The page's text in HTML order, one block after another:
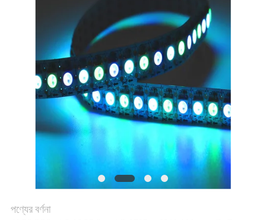
PRIVACY
POLICY
পণ্যের বর্ণনা